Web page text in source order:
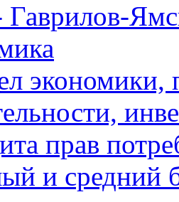
экономики,
прав
и средний